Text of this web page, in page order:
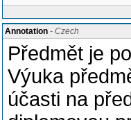
Annotation - Czech
Předmět je
Výuka
účasti na